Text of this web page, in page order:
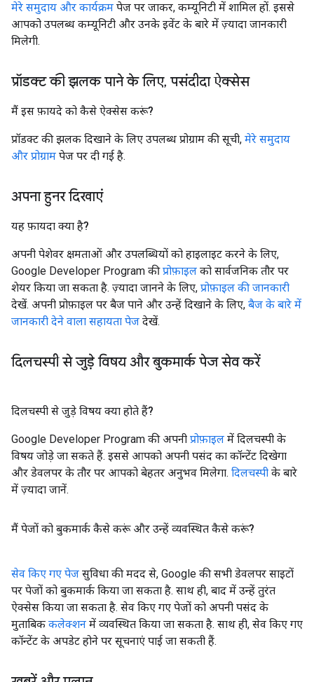
मेरे समुदाय और कार्यक्रम पेज पर जाकर, कम्यूनिटी में शामिल हों. इससे
आपको उपलब्ध कम्यूनिटी और उनके इवेंट के बारे में ज़्यादा जानकारी
मिलेगी.
प्रॉडक्ट की झलक पाने के लिए, पसंदीदा ऐक्सेस
मैं इस फ़ायदे को कैसे ऐक्सेस करूं?
प्रॉडक्ट की झलक दिखाने के लिए उपलब्ध प्रोग्राम की सूची, मेरे समुदाय
और प्रोग्राम पेज पर दी गई है.
अपना हुनर दिखाएं
यह फ़ायदा क्या है?
अपनी पेशेवर क्षमताओं और उपलब्धियों को हाइलाइट करने के लिए,
Google Developer Program कीप्रोफ़ाइल को सार्वजनिक तौर पर
शेयर किया जा सकता है. ज़्यादा जानने के लिए, प्रोफ़ाइल की जानकारी
देखें. अपनी प्रोफ़ाइल पर बैज पाने और उन्हें दिखाने के लिए, बैज के बारे में
जानकारी देने वाला सहायता पेज देखें.
दिलचस्पी से जुड़े विषय और बुकमार्क पेज सेव करें
दिलचस्पी से जुड़े विषय क्या होते हैं?
Google Developer Program की अपनी प्रोफ़ाइल में दिलचस्पी के
विषय जोड़े जा सकते हैं. इससे आपको अपनी पसंद का कॉन्टेंट दिखेगा
और डेवलपर के तौर पर आपको बेहतर अनुभव मिलेगा. दिलचस्पी के बारे
में ज़्यादा जानें.
मैं पेजों को बुकमार्क कैसे करूं और उन्हें व्यवस्थित कैसे करूं?
सेव किए गए पेज सुविधा की मदद से, Google की सभी डेवलपर साइटों
पर पेजों को बुकमार्क किया जा सकता है. साथ ही, बाद में उन्हें तुरंत
ऐक्सेस किया जा सकता है. सेव किए गए पेजों को अपनी पसंद के
मुताबिक कलेक्शन में व्यवस्थित किया जा सकता है. साथ ही, सेव किए गए
कॉन्टेंट के अपडेट होने पर सूचनाएं पाई जा सकती हैं.